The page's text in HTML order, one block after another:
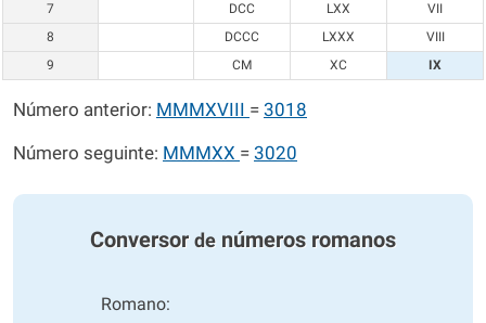
7
DCC LXX
VII
8
DCCC LXXX
VIII
9
CM XC IX
Número anterior: MMMXVIII = 3018
Número seguinte: MMMXX = 3020
Conversor de números romanos
Romano: